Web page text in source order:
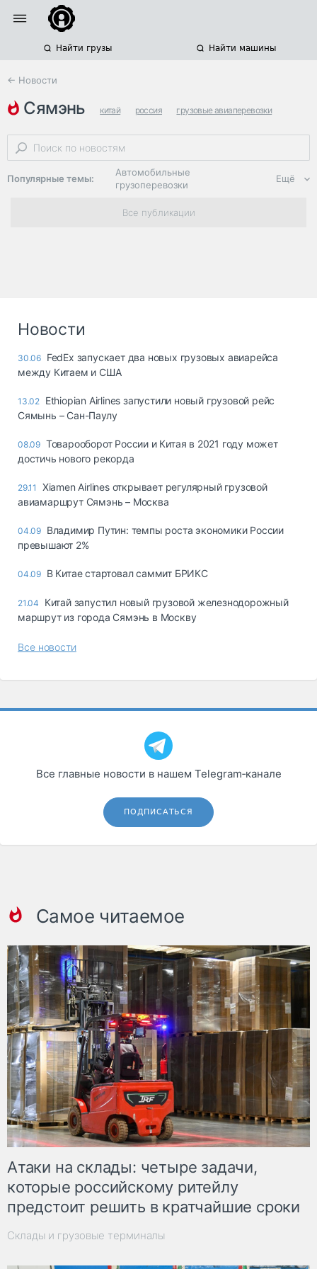
Найти грузы Найти машины
← Новости
сямэнь китай россия грузовые авиаперевозки
Популярные темы:
Автомобильные
грузоперевозки
Региональная
логистика
опасные грузы
страхование
Склады и
грузовые
Коммерческий
транспорт
Спецтехника
запчасти, шины
Топливо, масла и
автохимия
Дзен
Ещё
Все публикации
Новости
30.06 FedEx запускает два новых грузовых авиарейса
между Китаем и США
13.02 Ethiopian Airlines запустили новый грузовой рейс
Сямынь – Сан-Паулу
08.09 Товарооборот России и Китая в 2021 году может
достичь нового рекорда
29.11
Xiamen Airlines открывает регулярный грузовой
авиамаршрут Сямэнь – Москва
04.09 Владимир Путин: темпы роста экономики России
превышают 2%
04.09 В Китае стартовал саммит БРИКС
21.04
Китай запустил новый грузовой железнодорожный
маршрут из города Сямэнь в Москву
Все новости
Все главные новости в нашем Telegram‑канале
ПОДПИСАТЬСЯ
Самое читаемое
Атаки на склады: четыре задачи,
которые российскому ритейлу
предстоит решить в кратчайшие сроки
Склады и грузовые терминалы